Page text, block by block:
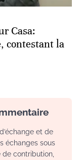
Casa:
contestant la
et de
échanges sous
contribution,